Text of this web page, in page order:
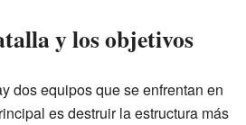
y los objetivos
dos equipos que se enfrentan en
es destruir la estructura más